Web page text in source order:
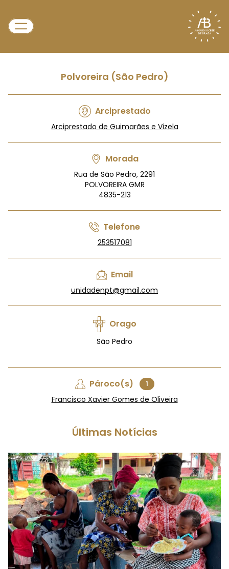
Polvoreira (São Pedro)
Arciprestado
Arciprestado de Guimarães e Vizela
Morada
Rua de São Pedro, 2291
POLVOREIRA GMR
4835-213
Telefone
253517081
Email
unidadenpt@gmail.com
Orago
São Pedro
Pároco(s) 1
Francisco Xavier Gomes de Oliveira
Últimas Notícias